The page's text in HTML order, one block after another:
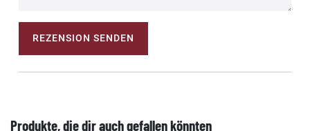
REZENSION SENDEN
Produkte, die dir auch gefallen könnten